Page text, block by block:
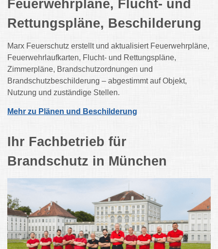
Feuerwehrpläne, Flucht- und
Rettungspläne, Beschilderung
Marx Feuerschutz erstellt und aktualisiert Feuerwehrpläne,
Feuerwehrlaufkarten, Flucht- und Rettungspläne,
Zimmerpläne, Brandschutzordnungen und
Brandschutzbeschilderung – abgestimmt auf Objekt,
Nutzung und zuständige Stellen.
Mehr zu Plänen und Beschilderung
Ihr Fachbetrieb für
Brandschutz in München